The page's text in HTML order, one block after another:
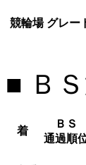
競輪場 グレー
■ Ｂ
着
ＢＳ
通過順